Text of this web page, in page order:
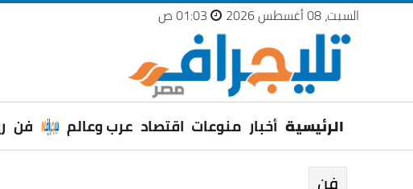
السبت، 08 أغسطس 2026
الرئيسية أخبار منوعات اقتصاد عرب وعالم فن
فن